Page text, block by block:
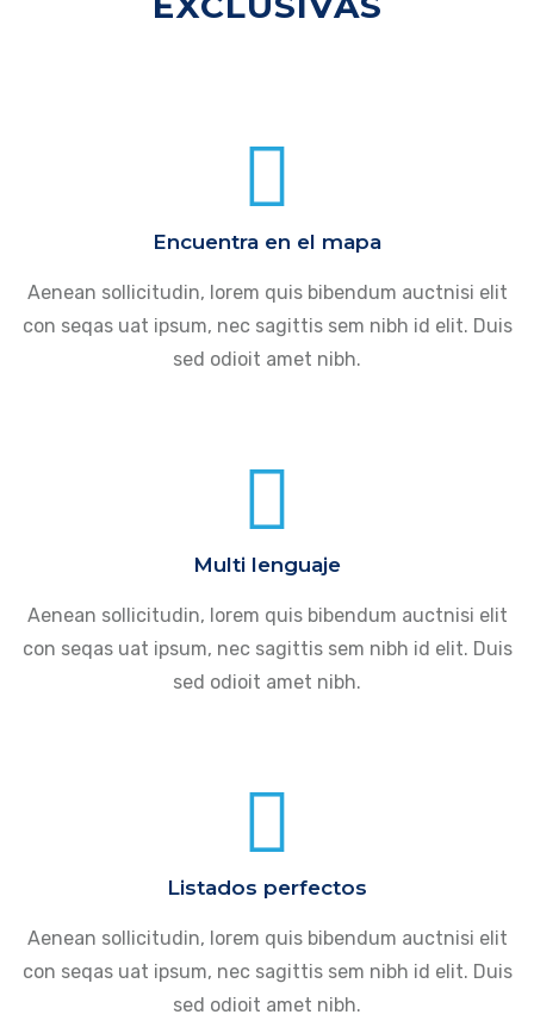
Encuentra en el mapa
Aenean sollicitudin, lorem quis bibendum auctnisi elit
con seqas uat ipsum, nec sagittis sem nibh id elit. Duis
sed odioit amet nibh.
Multi lenguaje
Aenean sollicitudin, lorem quis bibendum auctnisi elit
con seqas uat ipsum, nec sagittis sem nibh id elit. Duis
sed odioit amet nibh.
Listados perfectos
Aenean sollicitudin, lorem quis bibendum auctnisi elit
con seqas uat ipsum, nec sagittis sem nibh id elit. Duis
sed odioit amet nibh.